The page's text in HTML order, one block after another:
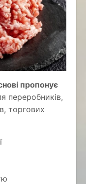
пропонує
переробників,
торгових